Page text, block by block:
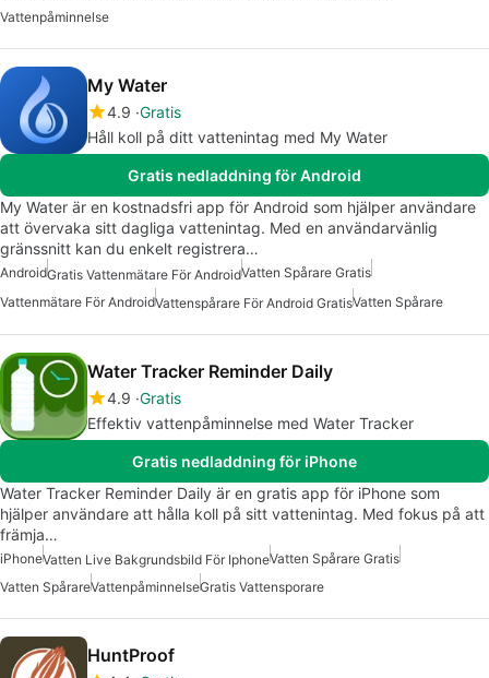
Vattenpåminnelse
My Water
4.9 Gratis
Håll koll på ditt vattenintag med My Water
Gratis nedladdning för Android
My Water är en kostnadsfri app för Android som hjälper användare
att övervaka sitt dagliga vattenintag. Med en användarvänlig
gränssnitt kan du enkelt registrera…
AndroidGratis Vattenmätare För AndroidVatten Spårare Gratis
Vattenmätare För AndroidVattenspårare För Android GratisVatten Spårare
Water Tracker Reminder Daily
4.9 Gratis
Effektiv vattenpåminnelse med Water Tracker
Gratis nedladdning för iPhone
Water Tracker Reminder Daily är en gratis app för iPhone som
hjälper användare att hålla koll på sitt vattenintag. Med fokus på att
främja…
iPhoneVatten Live Bakgrundsbild För IphoneVatten Spårare Gratis
Vatten SpårareVattenpåminnelseGratis Vattensporare
HuntProof